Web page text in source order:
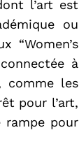
l’art est
ou
à
comme les
pour l’art,
rampe pour